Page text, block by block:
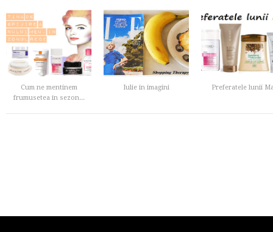
Cum ne mentinem
frumusetea in sezon...
Iulie in imagini Preferatele lunii